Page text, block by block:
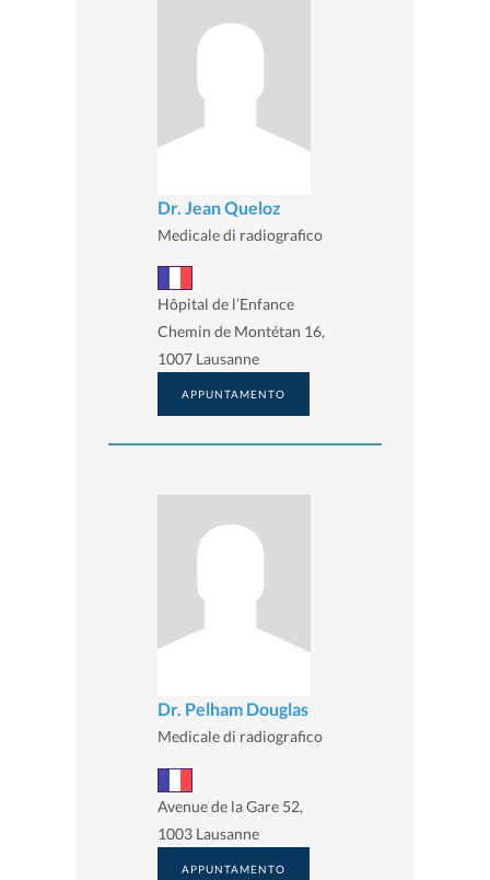
Dr. Jean Queloz
Medicale di radiografico
Hôpital de l’Enfance
Chemin de Montétan 16,
1007 Lausanne
APPUNTAMENTO
Dr. Pelham Douglas
Medicale di radiografico
Avenue de la Gare 52,
1003 Lausanne
APPUNTAMENTO